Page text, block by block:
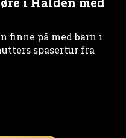
finne på med barn i
spasertur fra